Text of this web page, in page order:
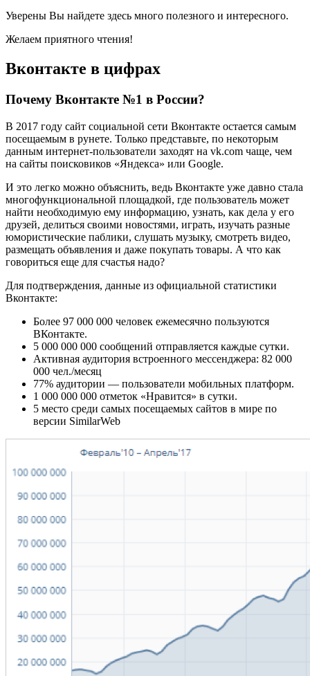
Уверены Вы найдете здесь много полезного и интересного.
Желаем приятного чтения!
Вконтакте в цифрах
Почему Вконтакте №1 в России?
В 2017 году сайт социальной сети Вконтакте остается самым
посещаемым в рунете. Только представьте, по некоторым
данным интернет-пользователи заходят на vk.com чаще, чем
на сайты поисковиков «Яндекса» или Google.
И это легко можно объяснить, ведь Вконтакте уже давно стала
многофункциональной площадкой, где пользователь может
найти необходимую ему информацию, узнать, как дела у его
друзей, делиться своими новостями, играть, изучать разные
юмористические паблики, слушать музыку, смотреть видео,
размещать объявления и даже покупать товары. А что как
говориться еще для счастья надо?
Для подтверждения, данные из официальной статистики
Вконтакте:
Более 97 000 000 человек ежемесячно пользуются
ВКонтакте.
5 000 000 000 сообщений отправляется каждые сутки.
Активная аудитория встроенного мессенджера: 82 000
000 чел./месяц
77% аудитории — пользователи мобильных платформ.
1 000 000 000 отметок «Нравится» в сутки.
5 место среди самых посещаемых сайтов в мире по
версии SimilarWeb